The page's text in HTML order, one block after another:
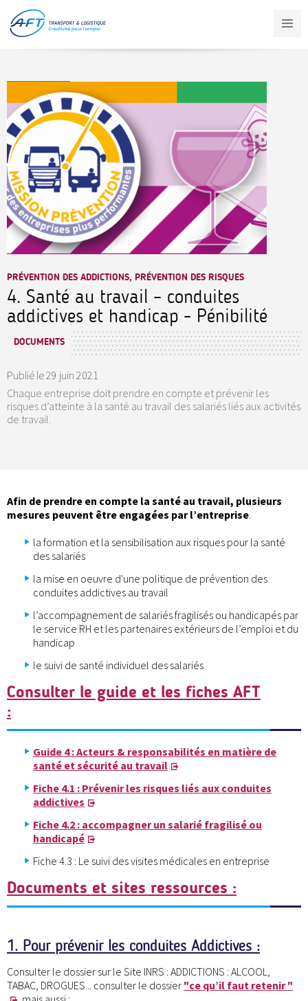
contenu
principal
PRÉVENTION DES ADDICTIONS, PRÉVENTION DES RISQUES
4. Santé au travail – conduites
addictives et handicap - Pénibilité
DOCUMENTS
Publié le29 juin 2021
Chaque entreprise doit prendre en compte et prévenir les
risques d’atteinte à la santé au travail des salariés liés aux activités
de travail.
Afin de prendre en compte la santé au travail, plusieurs
mesures peuvent être engagées par l’entreprise.
la formation et la sensibilisation aux risques pour la santé
des salariés
la mise en oeuvre d'une politique de prévention des
conduites addictives au travail
l’accompagnement de salariés fragilisés ou handicapés par
le service RH et les partenaires extérieurs de l’emploi et du
handicap
le suivi de santé individuel des salariés
Consulter le guide et les fiches AFT
:
Guide 4 : Acteurs & responsabilités en matière de
santé et sécurité au travail
Fiche 4.1 : Prévenir les risques liés aux conduites
addictives
Fiche 4.2 : accompagner un salarié fragilisé ou
handicapé
Fiche 4.3 : Le suivi des visites médicales en entreprise
Documents et sites ressources :
1. Pour prévenir les conduites Addictives :
Consulter le dossier sur le Site INRS : ADDICTIONS : ALCOOL,
TABAC, DROGUES... consulter le dossier "ce qu’il faut retenir "